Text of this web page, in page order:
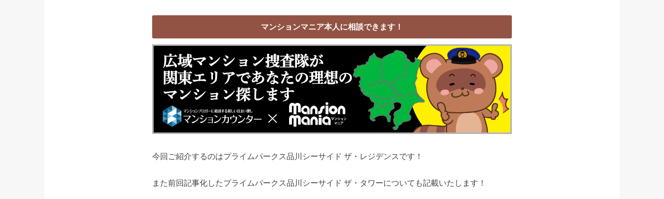
マンションマニア本人に相談できます！
今回ご紹介するのはプライムパークス品川シーサイド ザ・レジデンスです！
また前回記事化したプライムパークス品川シーサイド ザ・タワーについても記載いたします！